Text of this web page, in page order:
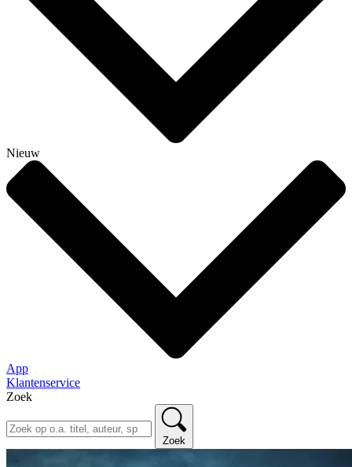
Nieuw
App
Klantenservice
Zoek
Zoek